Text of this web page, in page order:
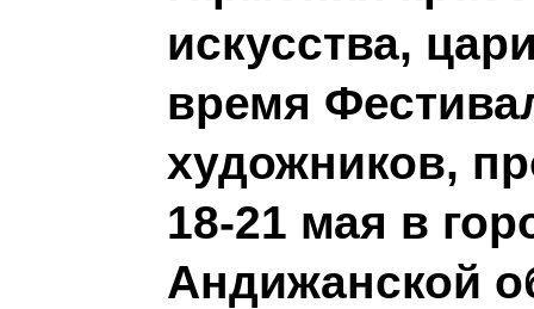
искусства,
время
художников,
18-21 мая в
Андижанской